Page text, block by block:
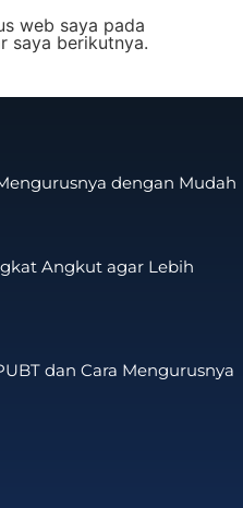
web saya pada
saya berikutnya.
dengan Mudah
Angkut agar Lebih
dan Cara Mengurusnya